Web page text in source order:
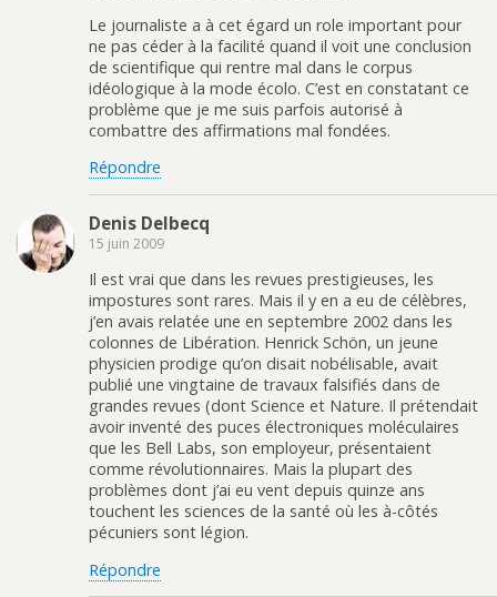
Le journaliste a à cet égard un role important pour
ne pas céder à la facilité quand il voit une conclusion
de scientifique qui rentre mal dans le corpus
idéologique à la mode écolo. C’est en constatant ce
problème que je me suis parfois autorisé à
combattre des affirmations mal fondées.
Répondre
Denis Delbecq
15 juin 2009
Il est vrai que dans les revues prestigieuses, les
impostures sont rares. Mais il y en a eu de célèbres,
j’en avais relatée une en septembre 2002 dans les
colonnes de Libération. Henrick Schön, un jeune
physicien prodige qu’on disait nobélisable, avait
publié une vingtaine de travaux falsifiés dans de
grandes revues (dont Science et Nature. Il prétendait
avoir inventé des puces électroniques moléculaires
que les Bell Labs, son employeur, présentaient
comme révolutionnaires. Mais la plupart des
problèmes dont j’ai eu vent depuis quinze ans
touchent les sciences de la santé où les à-côtés
pécuniers sont légion.
Répondre